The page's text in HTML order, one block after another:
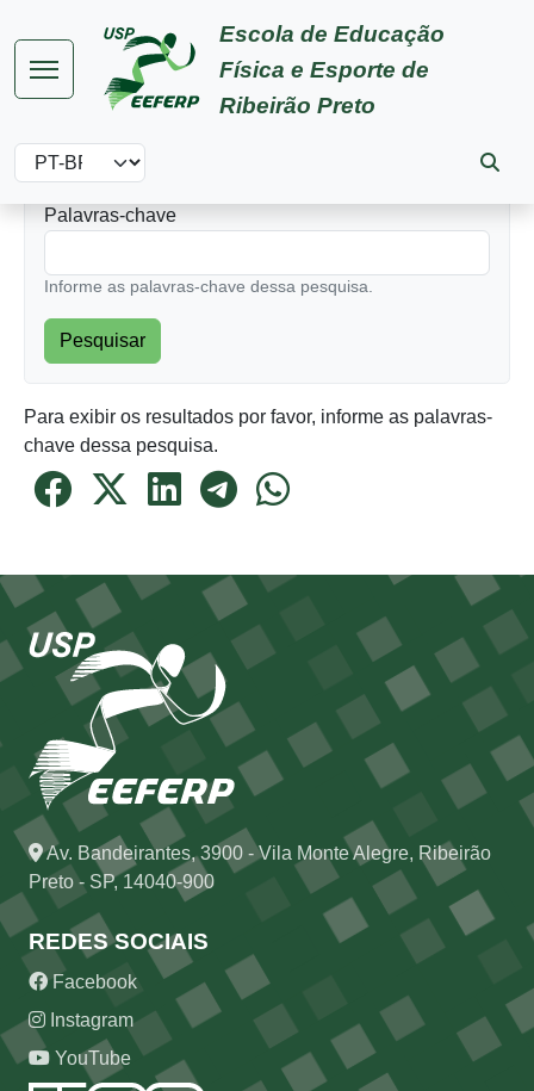
Escola de Educação
Física e Esporte de
Ribeirão Preto
Select your language
Palavras-chave
Informe as palavras-chave dessa pesquisa.
Para exibir os resultados por favor, informe as palavras-
chave dessa pesquisa.
Av. Bandeirantes, 3900 - Vila Monte Alegre, Ribeirão
Preto - SP, 14040-900
REDES SOCIAIS
Facebook
Instagram
YouTube